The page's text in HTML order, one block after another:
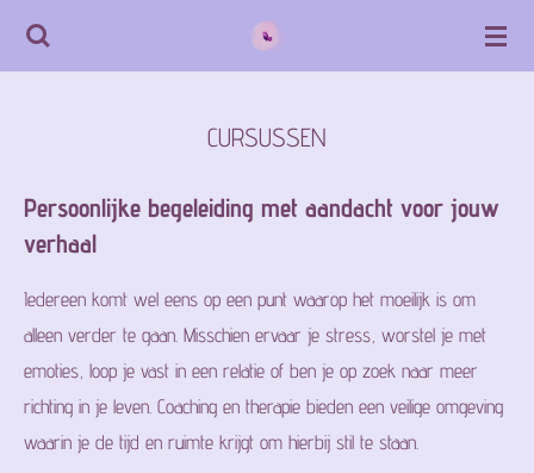
Ga
CURSUSSEN
Persoonlijke begeleiding met aandacht voor jouw
verhaal
Iedereen komt wel eens op een punt waarop het moeilijk is om
alleen verder te gaan. Misschien ervaar je stress, worstel je met
emoties, loop je vast in een relatie of ben je op zoek naar meer
richting in je leven. Coaching en therapie bieden een veilige omgeving
waarin je de tijd en ruimte krijgt om hierbij stil te staan.